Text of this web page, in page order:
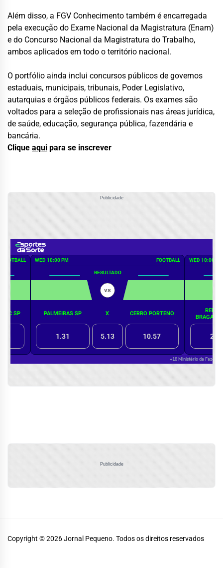
Além disso, a FGV Conhecimento também é encarregada
pela execução do Exame Nacional da Magistratura (Enam)
e do Concurso Nacional da Magistratura do Trabalho,
ambos aplicados em todo o território nacional.
O portfólio ainda inclui concursos públicos de governos
estaduais, municipais, tribunais, Poder Legislativo,
autarquias e órgãos públicos federais. Os exames são
voltados para a seleção de profissionais nas áreas jurídica,
de saúde, educação, segurança pública, fazendária e
bancária.
Clique aqui para se inscrever
Publicidade
Publicidade
Copyright © 2026Jornal Pequeno. Todos os direitos reservados